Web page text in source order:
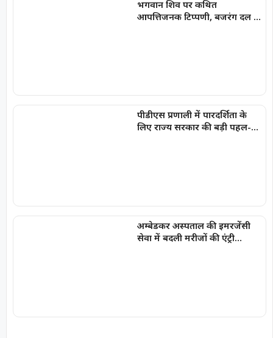
भगवान शिव पर कथित
आपत्तिजनक टिप्पणी, बजरंग दल ने
पीडीएस प्रणाली में पारदर्शिता के
लिए राज्य सरकार की बड़ी पहल-
अम्बेडकर अस्पताल की इमरजेंसी
सेवा में बदली मरीजों की एंट्री